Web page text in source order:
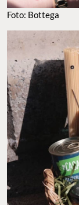
Foto: Bottega